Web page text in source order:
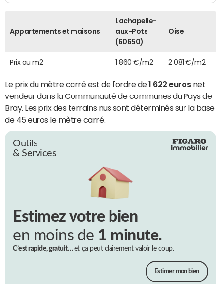
Appartements et maisons
Lachapelle-
aux-Pots
(60650)
Oise
Prix au m2 1 860 €/m2 2 081 €/m2
Le prix du mètre carré est de l'ordre de1 622 eurosnet
vendeur dans la Communauté de communes du Pays de
Bray. Les prix des terrains nus sont déterminés sur la base
de 45 euros le mètre carré.
Outils
& Services
Estimez votre bien
en moins de 1 minute.
C’est rapide, gratuit…et ça peut clairement valoir le coup.
Estimer mon bien